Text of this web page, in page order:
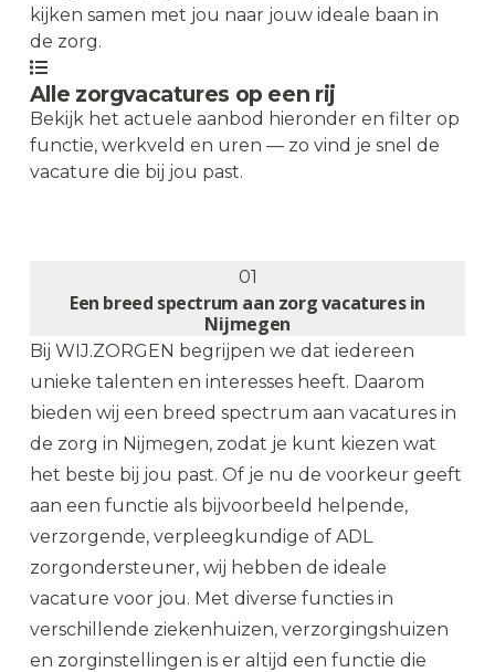
kijken samen met jou naar jouw ideale baan in
de zorg.
Alle zorgvacatures op een rij
Bekijk het actuele aanbod hieronder en filter op
functie, werkveld en uren — zo vind je snel de
vacature die bij jou past.
01
Een breed spectrum aan zorg vacatures in
Nijmegen
Bij WIJ.ZORGEN begrijpen we dat iedereen
unieke talenten en interesses heeft. Daarom
bieden wij een breed spectrum aan vacatures in
de zorg in Nijmegen, zodat je kunt kiezen wat
het beste bij jou past. Of je nu de voorkeur geeft
aan een functie als bijvoorbeeld helpende,
verzorgende, verpleegkundige of ADL
zorgondersteuner, wij hebben de ideale
vacature voor jou. Met diverse functies in
verschillende ziekenhuizen, verzorgingshuizen
en zorginstellingen is er altijd een functie die